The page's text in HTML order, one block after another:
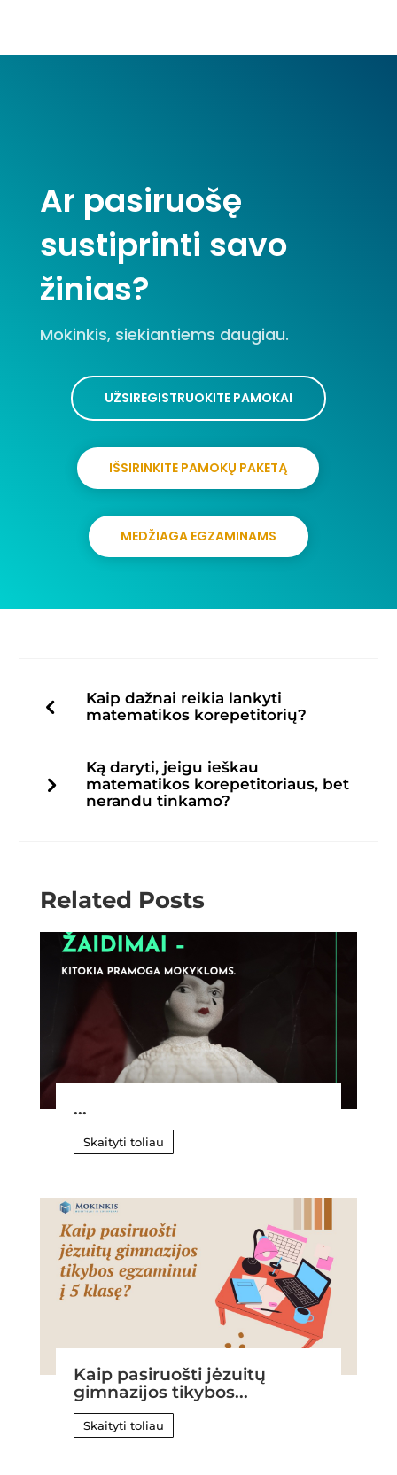
Ar pasiruošę
sustiprinti savo
žinias?
Mokinkis, siekiantiems daugiau.
UŽSIREGISTRUOKITE PAMOKAI
IŠSIRINKITE PAMOKŲ PAKETĄ
MEDŽIAGA EGZAMINAMS
Kaip dažnai reikia lankyti
matematikos korepetitorių?
Ką daryti, jeigu ieškau
matematikos korepetitoriaus, bet
nerandu tinkamo?
Related Posts
...
Skaityti toliau
Kaip pasiruošti jėzuitų
gimnazijos tikybos...
Skaityti toliau